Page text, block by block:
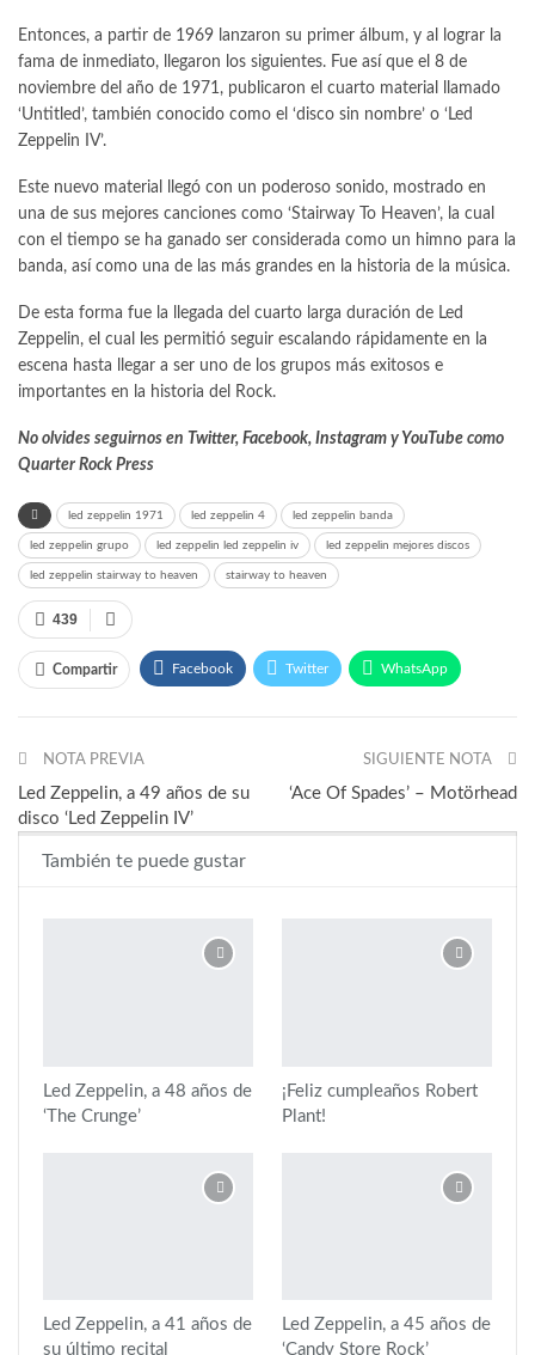
Entonces, a partir de 1969 lanzaron su primer álbum, y al lograr la
fama de inmediato, llegaron los siguientes. Fue así que el 8 de
noviembre del año de 1971, publicaron el cuarto material llamado
‘Untitled’, también conocido como el ‘disco sin nombre’ o ‘Led
Zeppelin IV’.
Este nuevo material llegó con un poderoso sonido, mostrado en
una de sus mejores canciones como ‘Stairway To Heaven’, la cual
con el tiempo se ha ganado ser considerada como un himno para la
banda, así como una de las más grandes en la historia de la música.
De esta forma fue la llegada del cuarto larga duración de Led
Zeppelin, el cual les permitió seguir escalando rápidamente en la
escena hasta llegar a ser uno de los grupos más exitosos e
importantes en la historia del Rock.
No olvides seguirnos en Twitter, Facebook, Instagram y YouTube como
Quarter Rock Press
led zeppelin 1971 led zeppelin 4 led zeppelin banda
led zeppelin grupo led zeppelin led zeppelin iv led zeppelin mejores discos
led zeppelin stairway to heaven stairway to heaven
439
Compartir Facebook Twitter WhatsApp
NOTA PREVIA
Led Zeppelin, a 49 años de su
disco ‘Led Zeppelin IV’
SIGUIENTE NOTA
‘Ace Of Spades’ – Motörhead
También te puede gustar
Led Zeppelin, a 48 años de
‘The Crunge’
¡Feliz cumpleaños Robert
Plant!
Led Zeppelin, a 41 años de
su último recital
Led Zeppelin, a 45 años de
‘Candy Store Rock’